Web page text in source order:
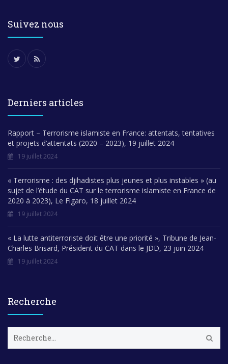
Suivez nous
Derniers articles
Rapport – Terrorisme islamiste en France: attentats, tentatives
et projets d’attentats (2020 – 2023), 19 juillet 2024
19 juillet 2024
« Terrorisme : des djihadistes plus jeunes et plus instables » (au
sujet de l’étude du CAT sur le terrorisme islamiste en France de
2020 à 2023), Le Figaro, 18 juillet 2024
19 juillet 2024
« La lutte antiterroriste doit être une priorité », Tribune de Jean-
Charles Brisard, Président du CAT dans le JDD, 23 juin 2024
19 juillet 2024
Recherche
c